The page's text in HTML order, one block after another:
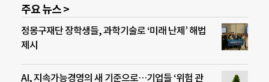
주요 뉴스 >
정몽구재단 장학생들, 과학기술로 ‘미래 난제’ 해법
제시
AI, 지속가능경영의 새 기준으로…기업들 ‘위험 관